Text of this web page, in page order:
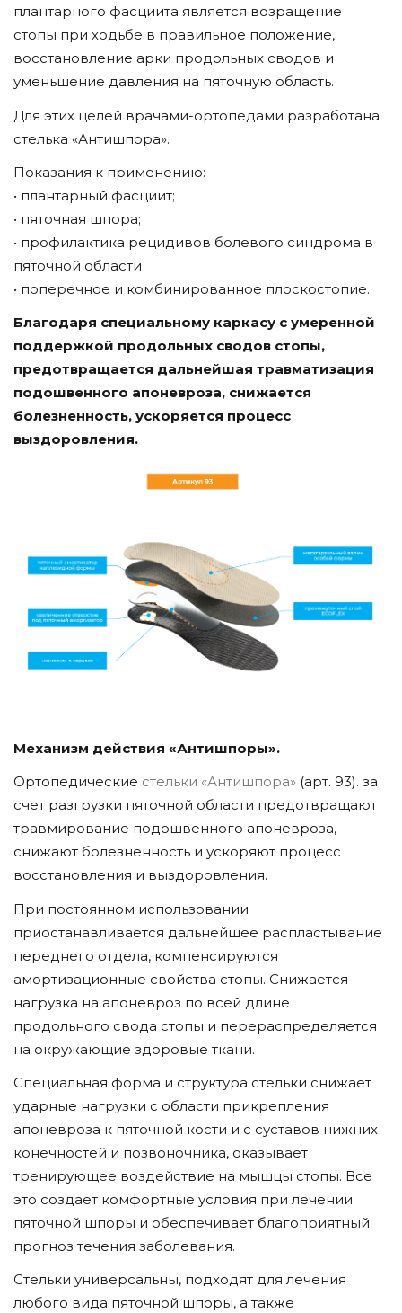
плантарного фасциита является возращение
стопы при ходьбе в правильное положение,
восстановление арки продольных сводов и
уменьшение давления на пяточную область.
Для этих целей врачами-ортопедами разработана
стелька «Антишпора».
Показания к применению:
• плантарный фасциит;
• пяточная шпора;
• профилактика рецидивов болевого синдрома в
пяточной области
• поперечное и комбинированное плоскостопие.
Благодаря специальному каркасу с умеренной
поддержкой продольных сводов стопы,
предотвращается дальнейшая травматизация
подошвенного апоневроза, снижается
болезненность, ускоряется процесс
выздоровления.
Механизм действия «Антишпоры».
Ортопедические стельки «Антишпора» (арт. 93). за
счет разгрузки пяточной области предотвращают
травмирование подошвенного апоневроза,
снижают болезненность и ускоряют процесс
восстановления и выздоровления.
При постоянном использовании
приостанавливается дальнейшее распластывание
переднего отдела, компенсируются
амортизационные свойства стопы. Снижается
нагрузка на апоневроз по всей длине
продольного свода стопы и перераспределяется
на окружающие здоровые ткани.
Специальная форма и структура стельки снижает
ударные нагрузки с области прикрепления
апоневроза к пяточной кости и с суставов нижних
конечностей и позвоночника, оказывает
тренирующее воздействие на мышцы стопы. Все
это создает комфортные условия при лечении
пяточной шпоры и обеспечивает благоприятный
прогноз течения заболевания.
Стельки универсальны, подходят для лечения
любого вида пяточной шпоры, а также